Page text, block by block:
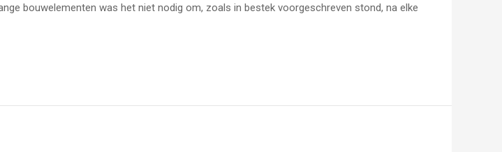
bouwelementen was het niet nodig om, zoals in bestek voorgeschreven stond, na elke